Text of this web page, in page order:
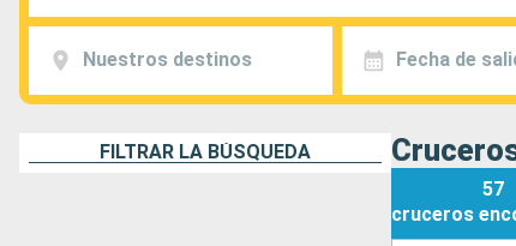
Nuestros destinos Fecha de
FILTRAR LA BÚSQUEDA
57
cruceros